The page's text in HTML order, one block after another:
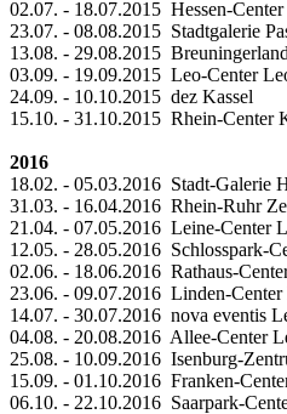
02.07. - 18.07.2015 Hessen-
23.07. - 08.08.2015 Stadtgalerie
13.08. - 29.08.2015
03.09. - 19.09.2015 Leo-Center
24.09. - 10.10.2015 dez Kassel
15.10. - 31.10.2015 Rhein-Center
2016
18.02. - 05.03.2016 Stadt-Galerie
31.03. - 16.04.2016 Rhein-Ruhr
21.04. - 07.05.2016 Leine-Center
12.05. - 28.05.2016 Schlosspark-
02.06. - 18.06.2016 Rathaus-
23.06. - 09.07.2016 Linden-Center
14.07. - 30.07.2016 nova eventis
04.08. - 20.08.2016 Allee-Center
25.08. - 10.09.2016 Isenburg-
15.09. - 01.10.2016 Franken-
06.10. - 22.10.2016 Saarpark-